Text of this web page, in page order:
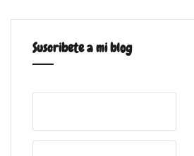
Suscribete a mi blog